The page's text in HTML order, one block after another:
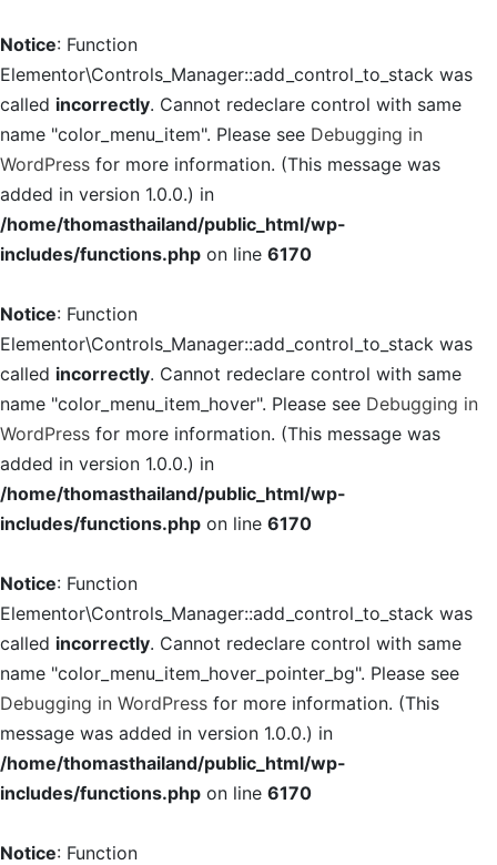
Notice: Function
Elementor\Controls_Manager::add_control_to_stack was
called incorrectly. Cannot redeclare control with same
name "color_menu_item". Please see Debugging in
WordPress for more information. (This message was
added in version 1.0.0.) in
/home/thomasthailand/public_html/wp-
includes/functions.php on line 6170
Notice: Function
Elementor\Controls_Manager::add_control_to_stack was
called incorrectly. Cannot redeclare control with same
name "color_menu_item_hover". Please see Debugging in
WordPress for more information. (This message was
added in version 1.0.0.) in
/home/thomasthailand/public_html/wp-
includes/functions.php on line 6170
Notice: Function
Elementor\Controls_Manager::add_control_to_stack was
called incorrectly. Cannot redeclare control with same
name "color_menu_item_hover_pointer_bg". Please see
Debugging in WordPress for more information. (This
message was added in version 1.0.0.) in
/home/thomasthailand/public_html/wp-
includes/functions.php on line 6170
Notice: Function